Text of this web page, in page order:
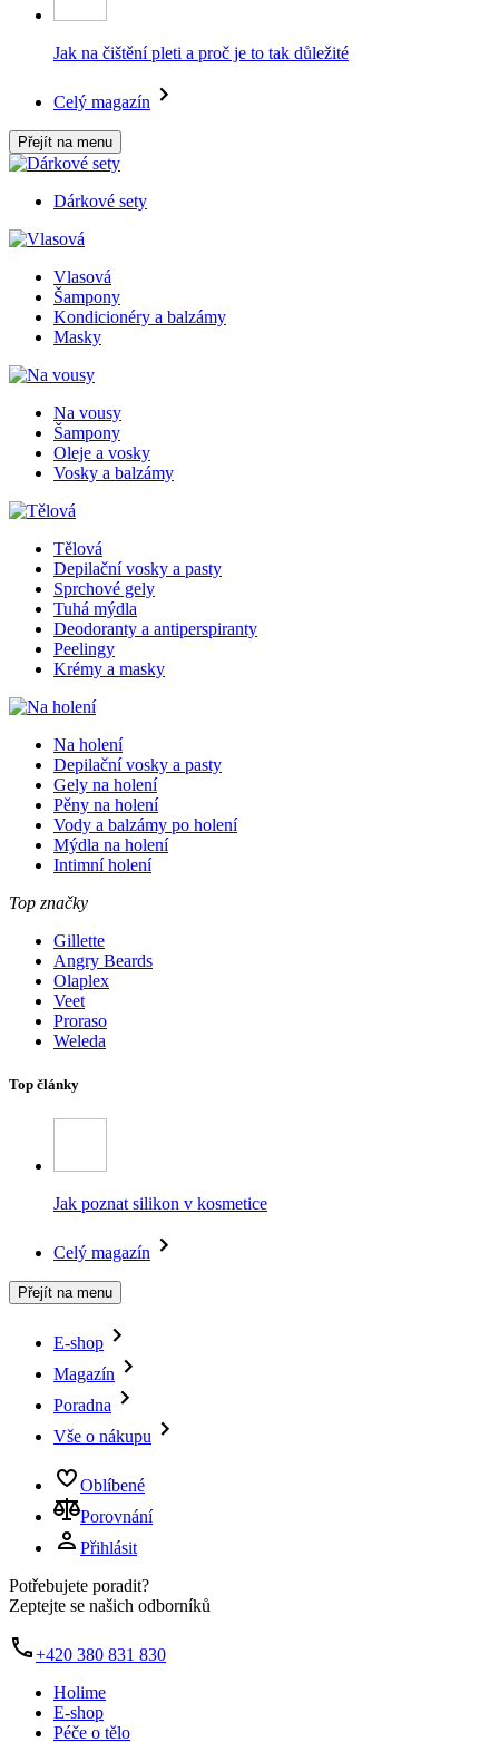
Jak na čištění pleti a proč je to tak důležité
Celý magazín
Přejít na menu
Dárkové sety
Vlasová
Šampony
Kondicionéry a balzámy
Masky
Na vousy
Šampony
Oleje a vosky
Vosky a balzámy
Tělová
Depilační vosky a pasty
Sprchové gely
Tuhá mýdla
Deodoranty a antiperspiranty
Peelingy
Krémy a masky
Na holení
Depilační vosky a pasty
Gely na holení
Pěny na holení
Vody a balzámy po holení
Mýdla na holení
Intimní holení
Top značky
Gillette
Angry Beards
Olaplex
Veet
Proraso
Weleda
Top články
Jak poznat silikon v kosmetice
Celý magazín
Přejít na menu
E-shop
Magazín
Poradna
Vše o nákupu
Oblíbené
Porovnání
Přihlásit
Potřebujete poradit?
Zeptejte se našich odborníků
+420 380 831 830
Holime
E-shop
Péče o tělo